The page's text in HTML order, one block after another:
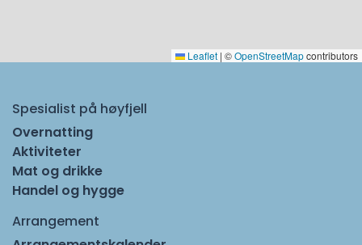
Leaflet | ©OpenStreetMapcontributors
Spesialist på høyfjell
Overnatting
Aktiviteter
Mat og drikke
Handel og hygge
Arrangement